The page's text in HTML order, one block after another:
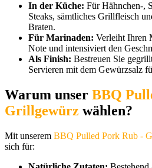
In der Küche: Für Hähnchen-,
Steaks, sämtliches Grillfleisch
Braten.
Für Marinaden: Verleiht Ihren
Note und intensiviert den
Als Finish: Bestreuen Sie
Servieren mit dem Gewürzsalz
Warum unser BBQ
Grillgewürz wählen?
Mit unserem BBQ Pulled Pork Rub -
sich für: